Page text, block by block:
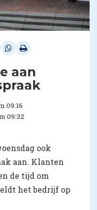
aan
09:16
09:32
ook
aan. Klanten
de tijd om
het bedrijf op